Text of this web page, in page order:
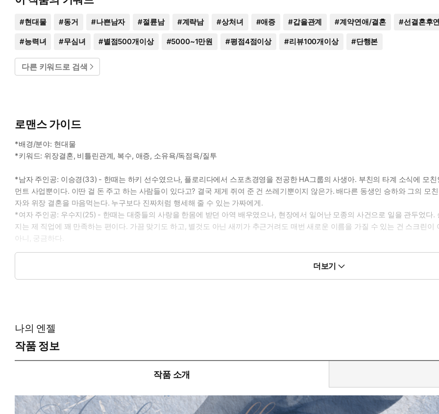
#현대물 #동거 #나쁜남자 #절륜남 #계략남 #상처녀 #애증 #갑을관계 #계약연애/결혼 #선결혼후
#능력녀 #무심녀 #별점500개이상 #5000~1만원 #평점4점이상 #리뷰100개이상 #단행본
다른 키워드로 검색
로맨스 가이드
*배경/분야: 현대물
*키워드: 위장결혼, 비틀린관계, 복수, 애증, 소유욕/독점욕/질투
*남자 주인공: 이승경(33) - 한때는 하키 선수였으나, 플로리다에서 스포츠경영을 전공한 HA그룹의 사생아. 부친의 타계 소식에 모친
먼트 사업뿐이다. 이딴 걸 돈 주고 하는 사람들이 있다고? 결국 제게 쥐여 준 건 쓰레기뿐이지 않은가. 배다른 동생인 승하와 그의 모
자와 위장 결혼을 마음먹는다. 누구보다 진짜처럼 행세해 줄 수 있는 가짜에게.
*여자 주인공: 우수지(25) - 한때는 대중들의 사랑을 한몸에 받던 아역 배우였으나, 현장에서 일어난 모종의 사건으로 일을 관두었다.
지는 제 직업에 꽤 만족하는 편이다. 가끔 맞기도 하고, 별것도 아닌 새끼가 추근거려도 매번 새로운 이름을 가질 수 있는 건 스크린
아니, 궁금하다.
*이럴 때 보세요: 사로잡힌 남자와 지워 버리고 싶은 여자 사이의 비틀린 로맨스가 보고 싶을 때더보기
나의 엔젤
작품 정보
작품 소개